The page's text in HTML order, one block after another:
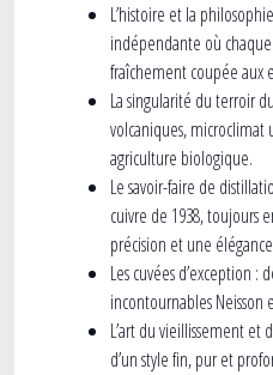
L’histoire et la
indépendante où
fraîchement coupée aux
La singularité du terroir
volcaniques, microclimat
agriculture biologique.
Le savoir-faire de
cuivre de 1938, toujours
précision et une
Les cuvées d’exception :
incontournables
L’art du vieillissement
d’un style fin, pur et